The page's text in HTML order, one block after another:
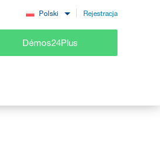
Polski Rejestracja
Démos24Plus